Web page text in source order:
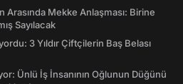
Arasında Mekke Anlaşması: Birine
Sayılacak
3 Yıldır Çiftçilerin Baş Belası
Ünlü İş İnsanının Oğlunun Düğünü